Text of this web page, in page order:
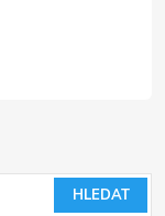
HLEDAT